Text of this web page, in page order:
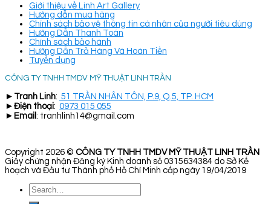
Giới thiệu về Linh Art Gallery
Hướng dẫn mua hàng
Chính sách bảo vệ thông tin cá nhân của người tiêu dùng
Hướng Dẫn Thanh Toán
Chính sách bảo hành
Hướng Dẫn Trả Hàng Và Hoàn Tiền
Tuyển dụng
CÔNG TY TNHH TMDV MỸ THUẬT LINH TRẦN
► Tranh Linh: 51 TRẦN NHÂN TÔN, P.9, Q.5, TP. HCM
► Điện thoại: 0973 015 055
► Email : tranhlinh14@gmail.com
Copyright 2026 © CÔNG TY TNHH TMDV MỸ THUẬT LINH TRẦN
Giấy chứng nhận Đăng ký Kinh doanh số 0315634384 do Sở Kế
hoạch và Đầu tư Thành phố Hồ Chí Minh cấp ngày 19/04/2019
Search
for: